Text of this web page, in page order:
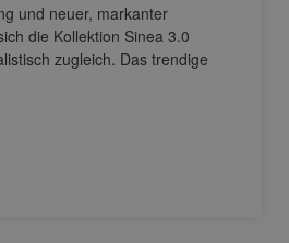
und neuer, markanter
die Kollektion Sinea 3.0
zugleich. Das trendige